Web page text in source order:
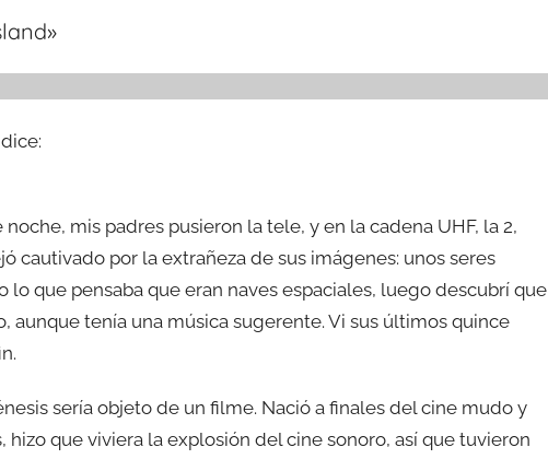
»
dice:
mis padres pusieron la tele, y en la cadena UHF, la 2,
cautivado por la extrañeza de sus imágenes: unos seres
que pensaba que eran naves espaciales, luego descubrí que
aunque tenía una música sugerente. Vi sus últimos quince
sería objeto de un filme. Nació a finales del cine mudo y
que viviera la explosión del cine sonoro, así que tuvieron